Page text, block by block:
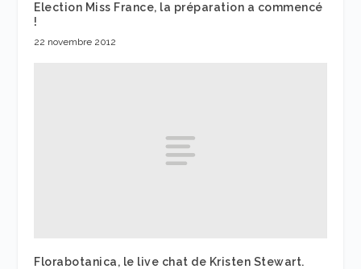
Election Miss France, la préparation a commencé
!
22 novembre 2012
Florabotanica, le live chat de Kristen Stewart.